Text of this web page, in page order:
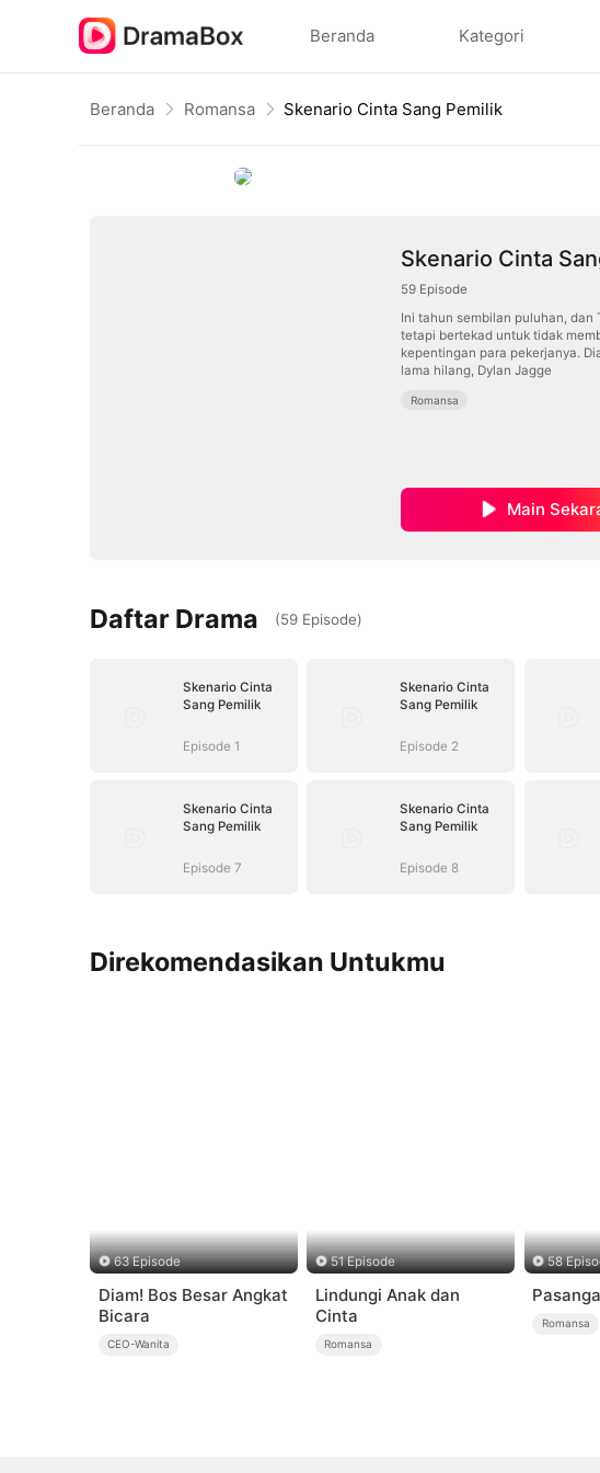
Beranda Kategori
Beranda Romansa Skenario Cinta Sang Pemilik
Skenario Cinta
59 Episode
Ini tahun sembilan puluhan, dan
tetapi bertekad untuk tidak
kepentingan para pekerjanya.
lama hilang, Dylan Jagge
Romansa
Main
Daftar Drama (59 Episode)
Skenario Cinta
Sang Pemilik
Episode 1
Skenario Cinta
Sang Pemilik
Episode 2
Skenario Cinta
Sang Pemilik
Episode 7
Skenario Cinta
Sang Pemilik
Episode 8
Direkomendasikan Untukmu
63 Episode
Diam! Bos Besar Angkat
Bicara
CEO-Wanita
51 Episode
Lindungi Anak dan
Cinta
Romansa
58
Romansa